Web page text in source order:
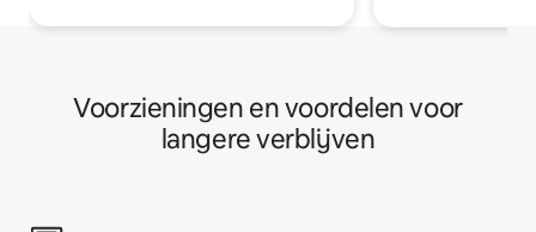
Voorzieningen en voordelen voor
langere verblijven